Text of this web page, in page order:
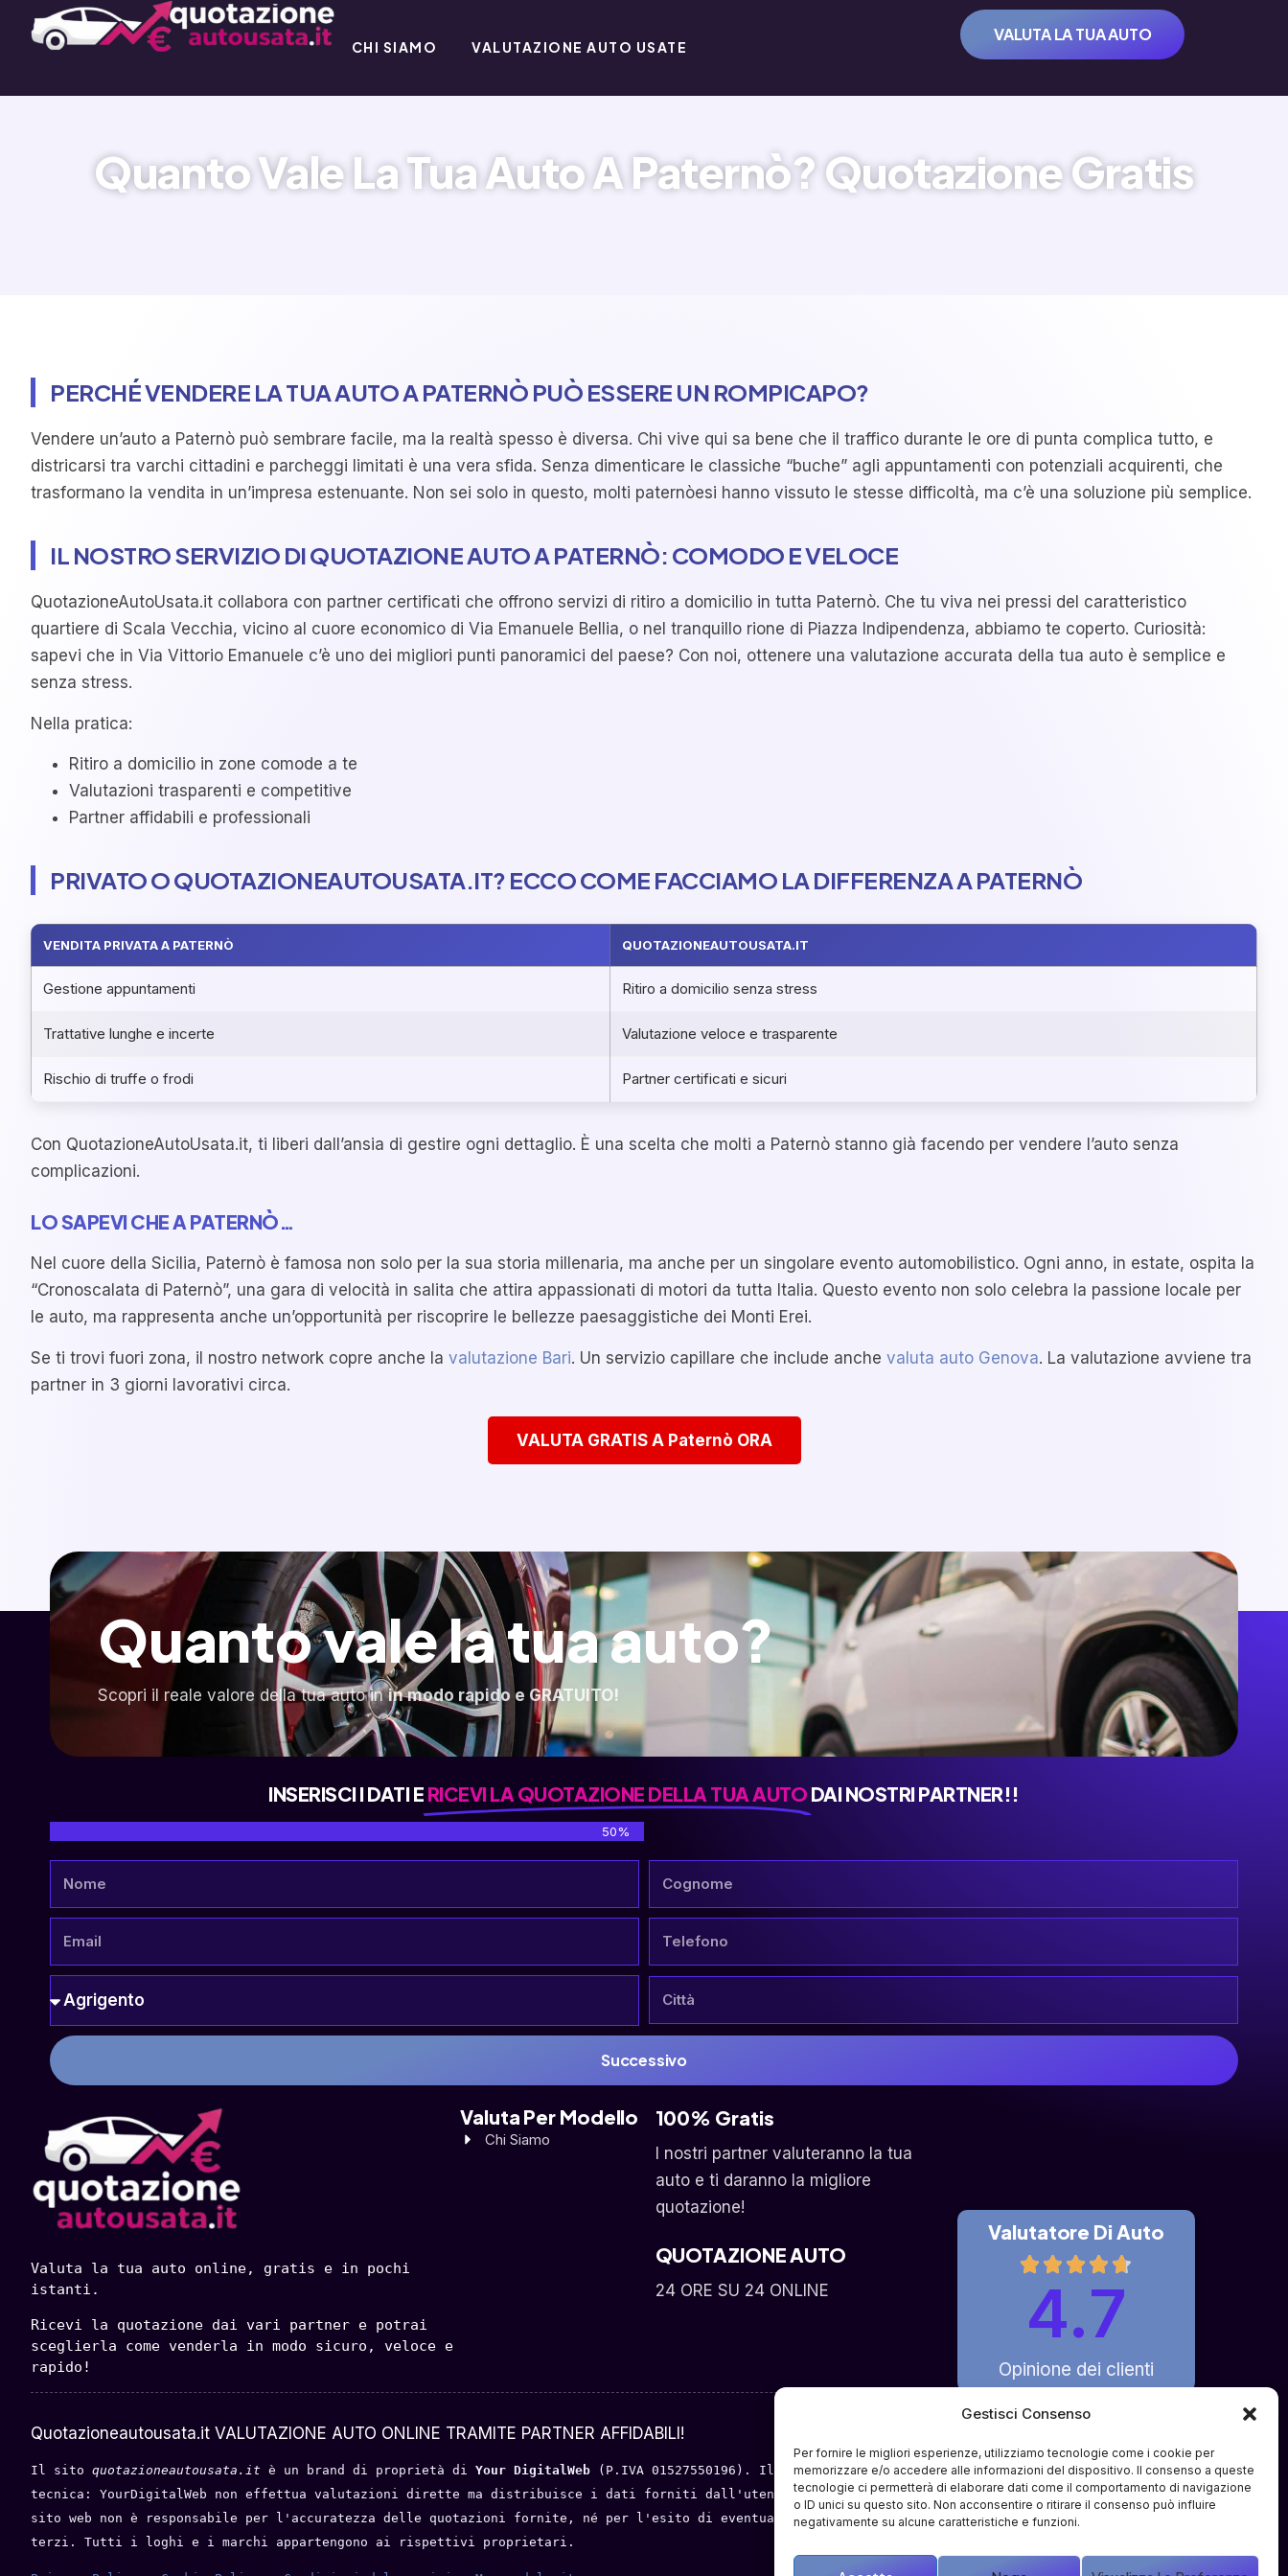
Gestisci Consenso
Per fornire le migliori esperienze, utilizziamo tecnologie come i cookie per
memorizzare e/o accedere alle informazioni del dispositivo. Il consenso a queste
tecnologie ci permetterà di elaborare dati come il comportamento di navigazione
o ID unici su questo sito. Non acconsentire o ritirare il consenso può influire
negativamente su alcune caratteristiche e funzioni.
CHI SIAMO VALUTAZIONE AUTO USATE
VALUTA LA TUA AUTO
Quanto Vale La Tua Auto A Paternò? Quotazione Gratis
PERCHÉ VENDERE LA TUA AUTO A PATERNÒ PUÒ ESSERE UN ROMPICAPO?
Vendere un’auto a Paternò può sembrare facile, ma la realtà spesso è diversa. Chi vive qui sa bene che il traffico durante le ore di punta complica tutto, e
districarsi tra varchi cittadini e parcheggi limitati è una vera sfida. Senza dimenticare le classiche “buche” agli appuntamenti con potenziali acquirenti, che
trasformano la vendita in un’impresa estenuante. Non sei solo in questo, molti paternòesi hanno vissuto le stesse difficoltà, ma c’è una soluzione più semplice.
IL NOSTRO SERVIZIO DI QUOTAZIONE AUTO A PATERNÒ: COMODO E VELOCE
QuotazioneAutoUsata.it collabora con partner certificati che offrono servizi di ritiro a domicilio in tutta Paternò. Che tu viva nei pressi del caratteristico
quartiere di Scala Vecchia, vicino al cuore economico di Via Emanuele Bellia, o nel tranquillo rione di Piazza Indipendenza, abbiamo te coperto. Curiosità:
sapevi che in Via Vittorio Emanuele c’è uno dei migliori punti panoramici del paese? Con noi, ottenere una valutazione accurata della tua auto è semplice e
senza stress.
Nella pratica:
Ritiro a domicilio in zone comode a te
Valutazioni trasparenti e competitive
Partner affidabili e professionali
PRIVATO O QUOTAZIONEAUTOUSATA.IT? ECCO COME FACCIAMO LA DIFFERENZA A PATERNÒ
VENDITA PRIVATA A PATERNÒ QUOTAZIONEAUTOUSATA.IT
Gestione appuntamenti Ritiro a domicilio senza stress
Trattative lunghe e incerte Valutazione veloce e trasparente
Rischio di truffe o frodi Partner certificati e sicuri
Con QuotazioneAutoUsata.it, ti liberi dall’ansia di gestire ogni dettaglio. È una scelta che molti a Paternò stanno già facendo per vendere l’auto senza
complicazioni.
LO SAPEVI CHE A PATERNÒ…
Nel cuore della Sicilia, Paternò è famosa non solo per la sua storia millenaria, ma anche per un singolare evento automobilistico. Ogni anno, in estate, ospita la
“Cronoscalata di Paternò”, una gara di velocità in salita che attira appassionati di motori da tutta Italia. Questo evento non solo celebra la passione locale per
le auto, ma rappresenta anche un’opportunità per riscoprire le bellezze paesaggistiche dei Monti Erei.
Se ti trovi fuori zona, il nostro network copre anche la valutazione Bari. Un servizio capillare che include anche valuta auto Genova. La valutazione avviene tra
partner in 3 giorni lavorativi circa.
VALUTA GRATIS A Paternò ORA
Quanto vale la tua auto?
Scopri il reale valore della tua auto inin modo rapido e GRATUITO!
INSERISCI I DATI E RICEVI LA QUOTAZIONE DELLA TUA AUTO DAI NOSTRI PARTNER!!
50%
Successivo
Valuta la tua auto online, gratis e in pochi
istanti.
Ricevi la quotazione dai vari partner e potrai
sceglierla come venderla in modo sicuro, veloce e
rapido!
Valuta Per Modello
Chi Siamo
100% Gratis
I nostri partner valuteranno la tua
auto e ti daranno la migliore
quotazione!
QUOTAZIONE AUTO
24 ORE SU 24 ONLINE
Valutatore Di Auto
Opinione dei clienti
4.7
Quotazioneautousata.it VALUTAZIONE AUTO ONLINE TRAMITE PARTNER AFFIDABILI!
Il sito quotazioneautousata.it è un brand di proprietà di Your DigitalWeb
(P.IVA 01527550196). Il servizio offerto è di pura intermediazione
tecnica: YourDigitalWeb non effettua valutazioni dirette ma distribuisce i dati forniti dall'utente a portali e partner terzi specializzati. Il
sito web non è responsabile per l'accuratezza delle quotazioni fornite, né per l'esito di eventuali trattative o compravendite tra l'utente e i
terzi. Tutti i loghi e i marchi appartengono ai rispettivi proprietari.